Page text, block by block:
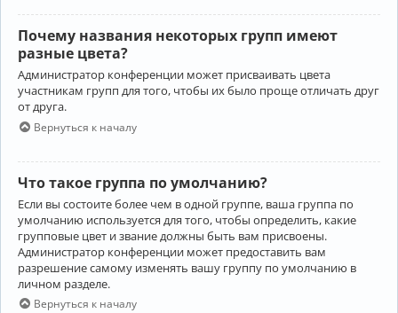
Почему названия некоторых групп имеют
разные цвета?
Администратор конференции может присваивать цвета
участникам групп для того, чтобы их было проще отличать друг
от друга.
Вернуться к началу
Что такое группа по умолчанию?
Если вы состоите более чем в одной группе, ваша группа по
умолчанию используется для того, чтобы определить, какие
групповые цвет и звание должны быть вам присвоены.
Администратор конференции может предоставить вам
разрешение самому изменять вашу группу по умолчанию в
личном разделе.
Вернуться к началу